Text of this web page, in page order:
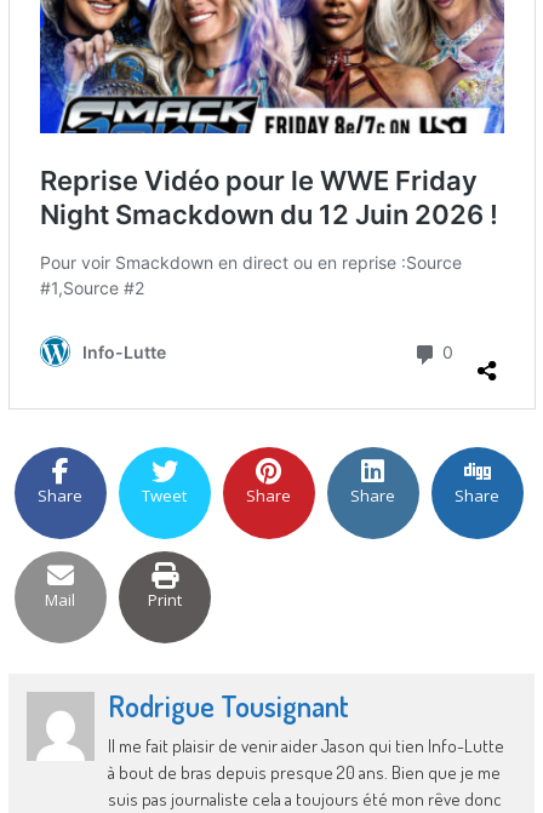
Share Tweet Share Share Share
Mail Print
Rodrigue Tousignant
Il me fait plaisir de venir aider Jason qui tien Info-Lutte
à bout de bras depuis presque 20 ans. Bien que je me
suis pas journaliste cela a toujours été mon rêve donc